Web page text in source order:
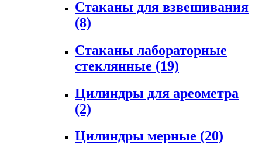
Стаканы для взвешивания
(8)
Стаканы лабораторные
стеклянные (19)
Цилиндры для ареометра
(2)
Цилиндры мерные (20)